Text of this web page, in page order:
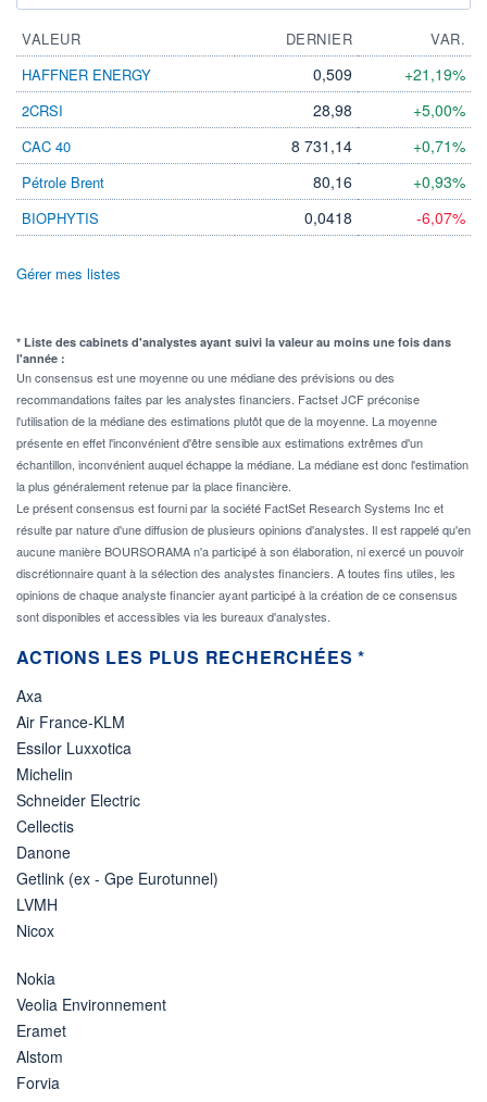
VALEUR DERNIER
VAR.
HAFFNER ENERGY
0,509 +21,19%
2CRSI 28,98 +5,00%
CAC 40 8 731,14 +0,71%
Pétrole Brent 80,16 +0,93%
BIOPHYTIS 0,0418 -6,07%
Gérer mes listes
* Liste des cabinets d'analystes ayant suivi la valeur au moins une fois dans
l'année :
Un consensus est une moyenne ou une médiane des prévisions ou des
recommandations faites par les analystes financiers. Factset JCF préconise
l'utilisation de la médiane des estimations plutôt que de la moyenne. La moyenne
présente en effet l'inconvénient d'être sensible aux estimations extrêmes d'un
échantillon, inconvénient auquel échappe la médiane. La médiane est donc l'estimation
la plus généralement retenue par la place financière.
Le présent consensus est fourni par la société FactSet Research Systems Inc et
résulte par nature d'une diffusion de plusieurs opinions d'analystes. Il est rappelé qu'en
aucune manière BOURSORAMA n'a participé à son élaboration, ni exercé un pouvoir
discrétionnaire quant à la sélection des analystes financiers. A toutes fins utiles, les
opinions de chaque analyste financier ayant participé à la création de ce consensus
sont disponibles et accessibles via les bureaux d'analystes.
ACTIONS LES PLUS RECHERCHÉES *
Axa
Air France-KLM
Essilor Luxxotica
Michelin
Schneider Electric
Cellectis
Danone
Getlink (ex - Gpe Eurotunnel)
LVMH
Nicox
Nokia
Veolia Environnement
Eramet
Alstom
Forvia